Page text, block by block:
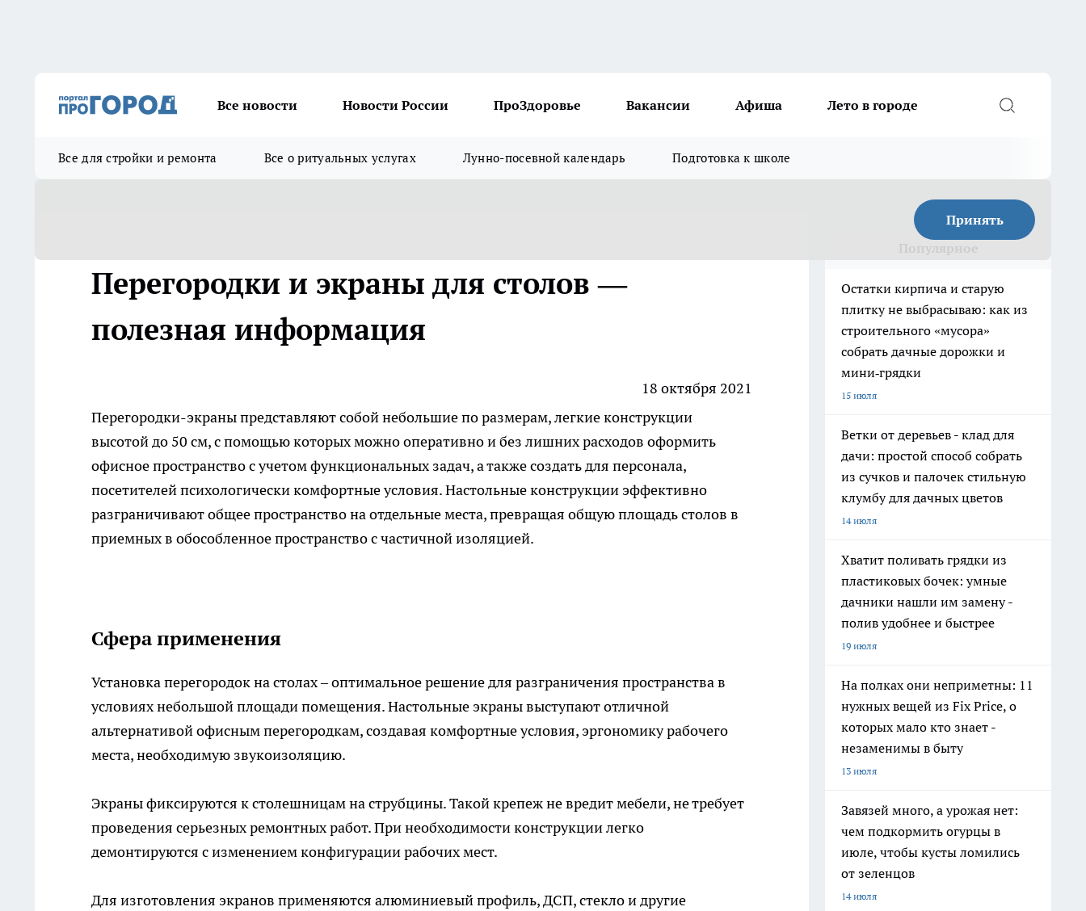
Все новости Новости России ПроЗдоровье Вакансии Афиша Лето в городе
Все для стройки и ремонта Все о ритуальных услугах Лунно-посевной календарь Подготовка к школе
Принять
Перегородки и экраны для столов —
полезная информация
18 октября 2021
Перегородки-экраны представляют собой небольшие по размерам, легкие конструкции
высотой до 50 см, с помощью которых можно оперативно и без лишних расходов оформить
офисное пространство с учетом функциональных задач, а также создать для персонала,
посетителей психологически комфортные условия. Настольные конструкции эффективно
разграничивают общее пространство на отдельные места, превращая общую площадь столов в
приемных в обособленное пространство с частичной изоляцией.
Сфера применения
Установкаперегородокна столах – оптимальное решение для разграничения пространства в
условиях небольшой площади помещения. Настольные экраны выступают отличной
альтернативой офисным перегородкам, создавая комфортные условия, эргономику рабочего
места, необходимую звукоизоляцию.
Экраны фиксируются к столешницам на струбцины. Такой крепеж не вредит мебели, не требует
проведения серьезных ремонтных работ. При необходимости конструкции легко
демонтируются с изменением конфигурации рабочих мест.
Для изготовления экранов применяются алюминиевый профиль, ДСП, стекло и другие
Остатки кирпича и старую
плитку не выбрасываю: как из
строительного «мусора»
собрать дачные дорожки и
мини‑грядки
15 июля
Ветки от деревьев - клад для
дачи: простой способ собрать
из сучков и палочек стильную
клумбу для дачных цветов
14 июля
Хватит поливать грядки из
пластиковых бочек: умные
дачники нашли им замену -
полив удобнее и быстрее
19 июля
На полках они неприметны: 11
нужных вещей из Fix Price, о
которых мало кто знает -
незаменимы в быту
13 июля
Завязей много, а урожая нет:
чем подкормить огурцы в
июле, чтобы кусты ломились
от зеленцов
14 июля